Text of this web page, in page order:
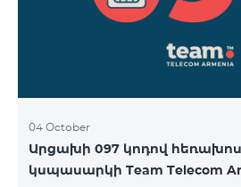
номеров с префиксом 097,
04 October
Արցախի 097 կոդով
կսպասարկի Team Telecom